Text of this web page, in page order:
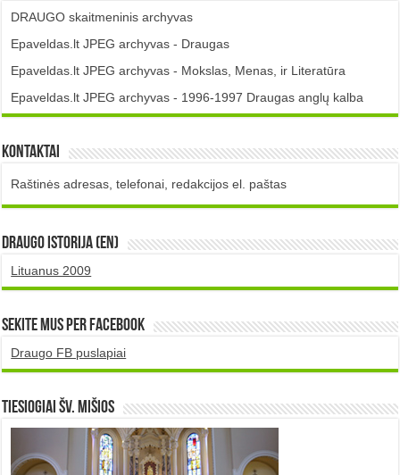
DRAUGO skaitmeninis archyvas
Epaveldas.lt JPEG archyvas - Draugas
Epaveldas.lt JPEG archyvas - Mokslas, Menas, ir Literatūra
Epaveldas.lt JPEG archyvas - 1996-1997 Draugas anglų kalba
Kontaktai
Raštinės adresas, telefonai, redakcijos el. paštas
DRAUGO istorija (EN)
Lituanus 2009
Sekite mus per Facebook
Draugo FB puslapiai
TIESIOGIAI šv. MIŠIOS